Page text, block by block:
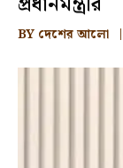
BY দেশের আলো